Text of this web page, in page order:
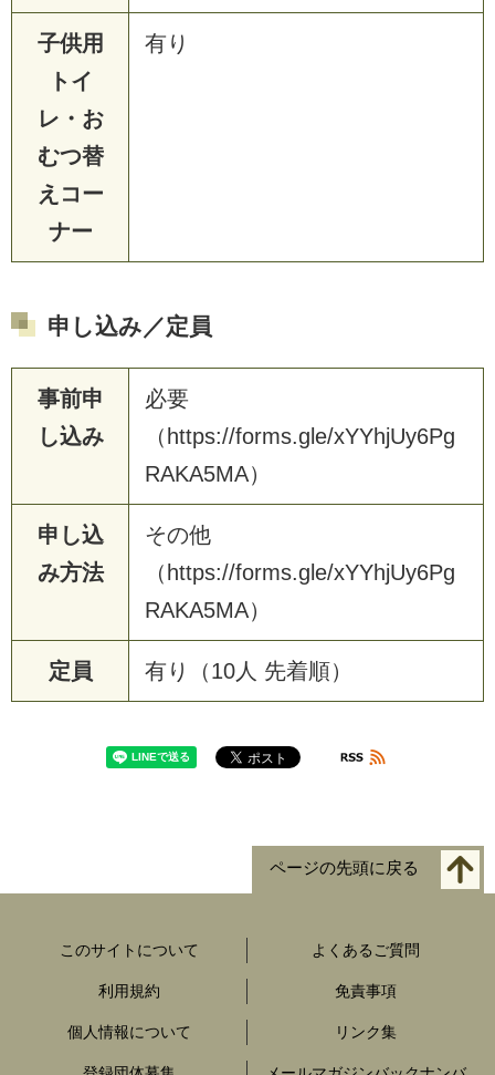
子供用
トイ
レ・お
むつ替
えコー
ナー
有り
申し込み／定員
事前申
し込み
必要
（https://forms.gle/xYYhjUy6Pg
RAKA5MA）
申し込
み方法
その他
（https://forms.gle/xYYhjUy6Pg
RAKA5MA）
定員 有り（10人 先着順）
ページの先頭に戻る
このサイトについて よくあるご質問
利用規約 免責事項
個人情報について リンク集